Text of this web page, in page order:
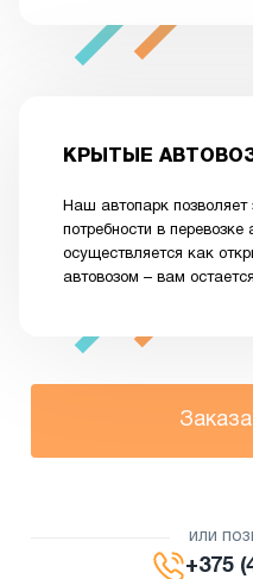
КРЫТЫЕ
Наш автопарк
потребности в
осуществляется как
автовозом – вам
или
+375